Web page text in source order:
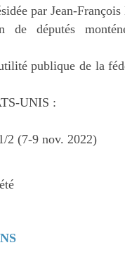
par Jean-
de députés
publique de la
UNIS :
2 (7-9 nov. 2022)